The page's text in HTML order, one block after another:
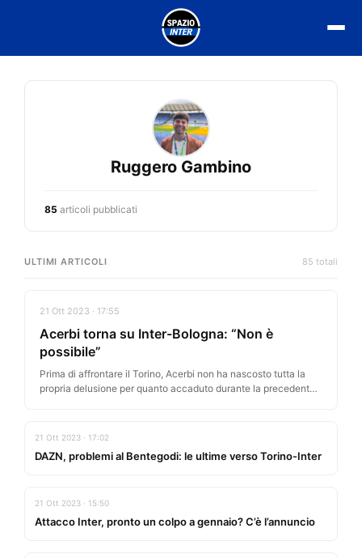
Ruggero Gambino
85 articoli pubblicati
ULTIMI ARTICOLI 85 totali
21 Ott 2023 · 17:55
Acerbi torna su Inter-Bologna: “Non è
possibile”
Prima di affrontare il Torino, Acerbi non ha nascosto tutta la
propria delusione per quanto accaduto durante la precedente
21 Ott 2023 · 17:02
DAZN, problemi al Bentegodi: le ultime verso Torino-Inter
21 Ott 2023 · 15:50
Attacco Inter, pronto un colpo a gennaio? C’è l’annuncio